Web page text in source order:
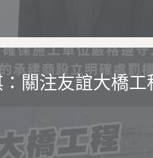
：關注友誼大橋